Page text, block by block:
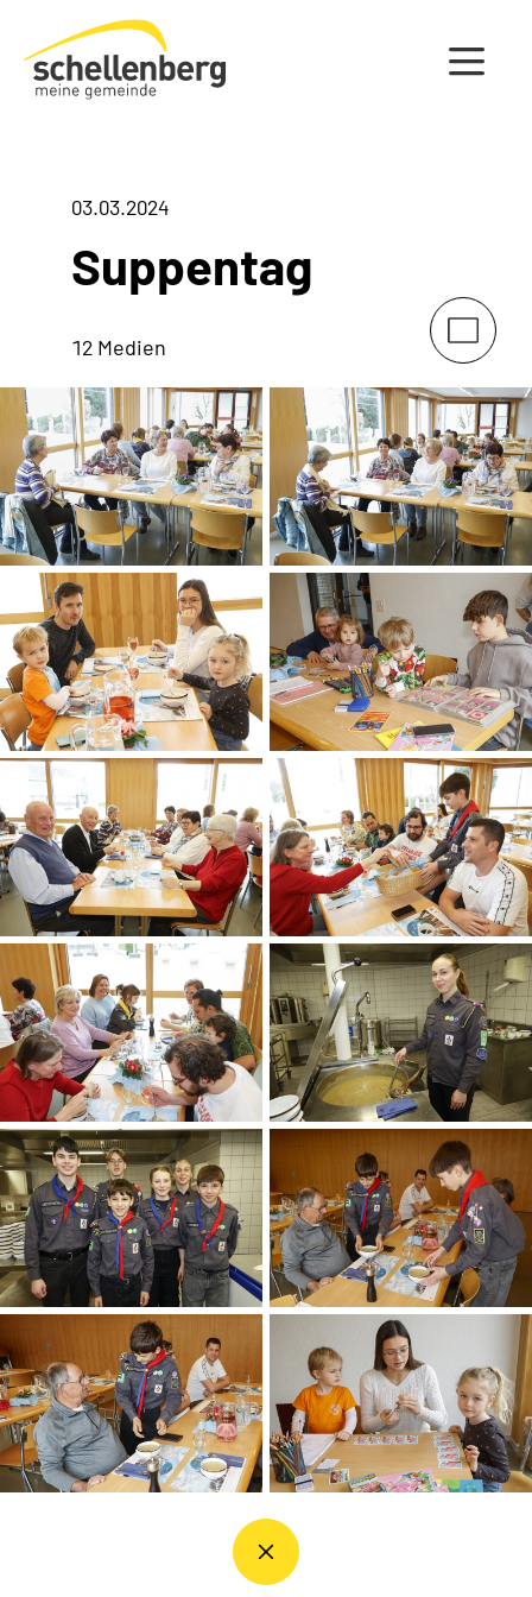
Gemeinde Schellenberg Startseite
03.03.2024
Suppentag
12 Medien